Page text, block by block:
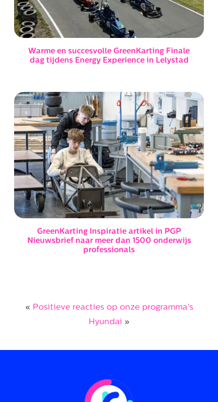
Warme en succesvolle GreenKarting Finale
dag tijdens Energy Experience in Lelystad
GreenKarting Inspiratie artikel in PGP
Nieuwsbrief naar meer dan 1500 onderwijs
professionals
« Positieve reacties op onze programma’s
Hyundai »